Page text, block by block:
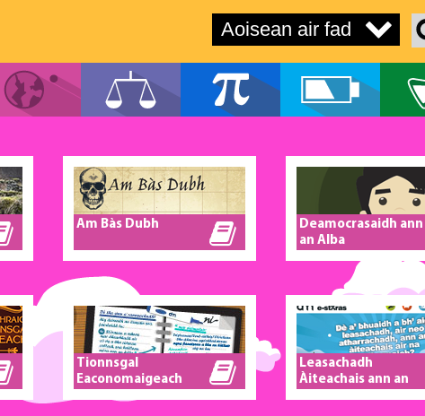
Am Bàs Dubh
Deamocrasaidh ann
an Alba
Tionnsgal
Eaconomaigeach
Leasachadh
Àiteachais ann an